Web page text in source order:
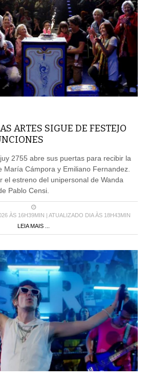
ARTES SIGUE DE FESTEJO
2755 abre sus puertas para recibir la
María Cámpora y Emiliano Fernandez.
el estreno del unipersonal de Wanda
Pablo Censi.
ÀS 16H39MIN | ATUALIZADO DIA ÀS 18H43MIN
LEIA MAIS ...